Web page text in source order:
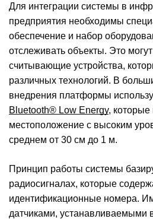
Для интеграции системы в
предприятия необходимы
обеспечение и набор
отслеживать объекты. Это
считывающие устройства,
различных технологий. В
внедрения платформы
Bluetooth® Low Energy, которые
местоположение с высоким
среднем от 30 см до 1 м.
Принцип работы системы
радиосигналах, которые
идентификационные номера.
датчиками, устанавливаемыми